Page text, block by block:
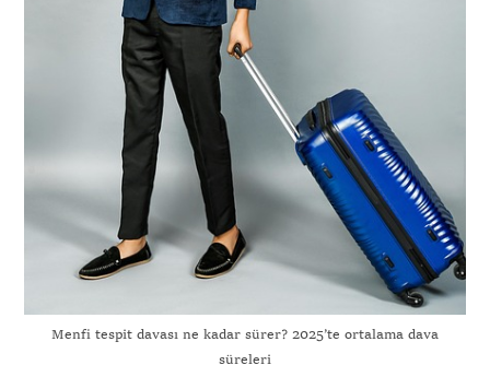
Menfi tespit davası ne kadar sürer? 2025’te ortalama dava
süreleri